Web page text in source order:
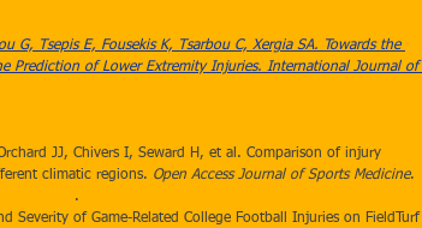
G, Tsepis E, Fousekis K, Tsarbou C, Xergia SA. Towards the
Prediction of Lower Extremity Injuries. International Journal of
Orchard JJ, Chivers I, Seward H, et al. Comparison of injury
climatic regions. Open Access Journal of Sports Medicine.
.
Severity of Game-Related College Football Injuries on FieldTurf